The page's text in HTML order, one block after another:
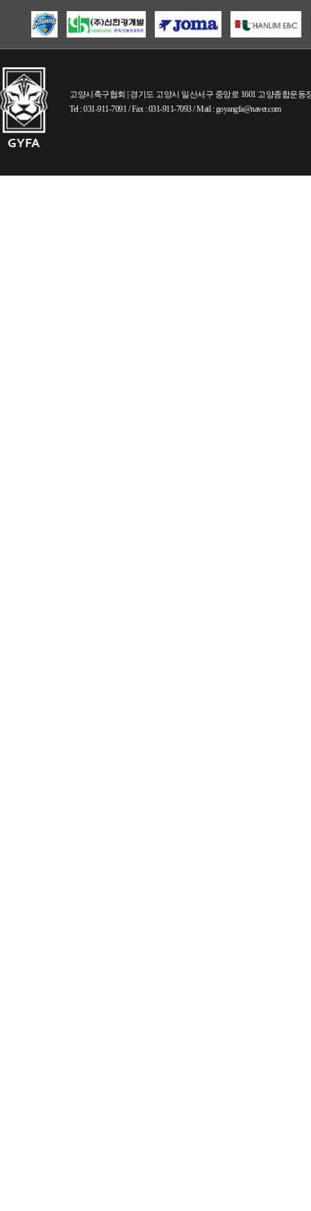
고양시축구협회 | 경기도 고양시 일산서구 중앙로 1601 고양종합운동
Tel : 031-911-7091 / Fax : 031-911-7093 / Mail : goyangfa@naver.com